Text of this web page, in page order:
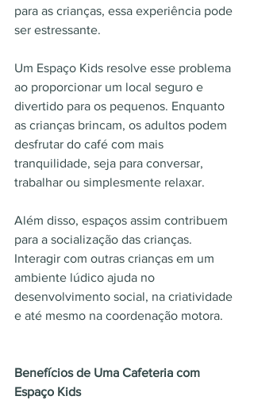
para as crianças, essa experiência pode
ser estressante.
Um Espaço Kids resolve esse problema
ao proporcionar um local seguro e
divertido para os pequenos. Enquanto
as crianças brincam, os adultos podem
desfrutar do café com mais
tranquilidade, seja para conversar,
trabalhar ou simplesmente relaxar.
Além disso, espaços assim contribuem
para a socialização das crianças.
Interagir com outras crianças em um
ambiente lúdico ajuda no
desenvolvimento social, na criatividade
e até mesmo na coordenação motora.
Benefícios de Uma Cafeteria com
Espaço Kids